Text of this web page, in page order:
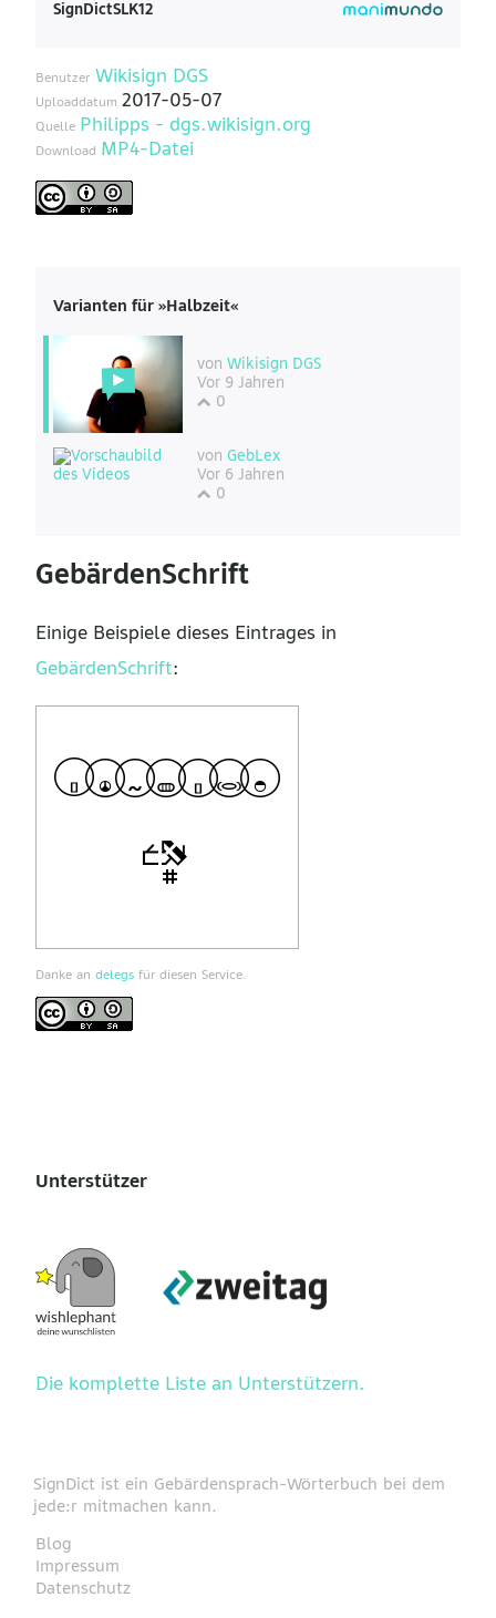
SignDictSLK12
Benutzer Wikisign DGS
Uploaddatum2017-05-07
Quelle Philipps - dgs.wikisign.org
Download MP4-Datei
Varianten für »Halbzeit«
vonWikisign DGS
Vor 9 Jahren
0
vonGebLex
Vor 6 Jahren
0
GebärdenSchrift
Einige Beispiele dieses Eintrages in
GebärdenSchrift:
Danke an delegs für diesen Service.
Unterstützer
Die komplette Liste an Unterstützern.
SignDict ist ein Gebärdensprach-Wörterbuch bei dem
jede:r mitmachen kann.
Blog
Impressum
Datenschutz